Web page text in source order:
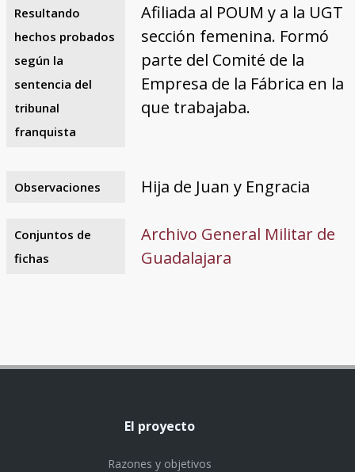
Resultando
hechos probados
según la
sentencia del
tribunal
franquista
Afiliada al POUM y a la UGT
sección femenina. Formó
parte del Comité de la
Empresa de la Fábrica en la
que trabajaba.
Observaciones Hija de Juan y Engracia
Conjuntos de
fichas
Archivo General Militar de
Guadalajara
El proyecto
Razones y objetivos